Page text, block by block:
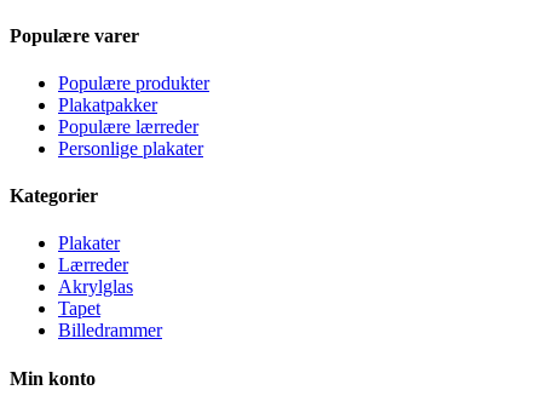
Populære varer
Populære produkter
Plakatpakker
Populære lærreder
Personlige plakater
Kategorier
Plakater
Lærreder
Akrylglas
Tapet
Billedrammer
Min konto